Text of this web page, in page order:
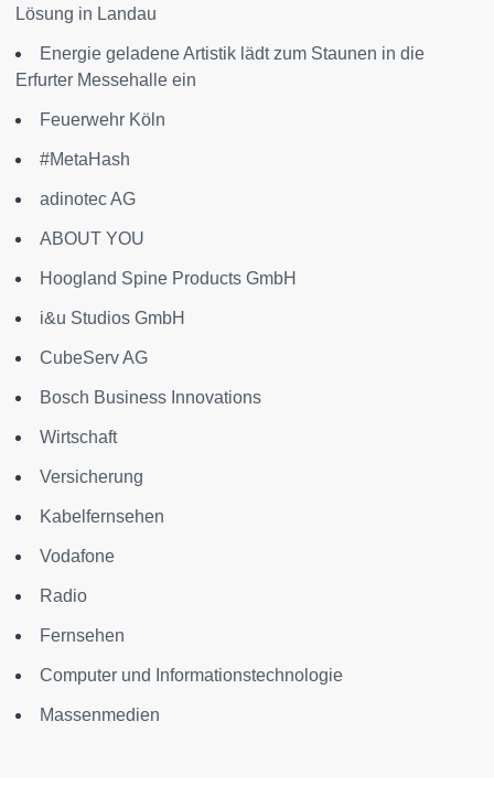
Lösung in Landau
Energie geladene Artistik lädt zum Staunen in die
Erfurter Messehalle ein
Feuerwehr Köln
#MetaHash
adinotec AG
ABOUT YOU
Hoogland Spine Products GmbH
i&u Studios GmbH
CubeServ AG
Bosch Business Innovations
Wirtschaft
Versicherung
Kabelfernsehen
Vodafone
Radio
Fernsehen
Computer und Informationstechnologie
Massenmedien